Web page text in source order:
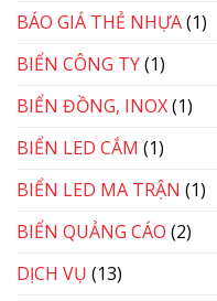
BÁO GIÁ THẺ NHỰA(1)
BIỂN CÔNG TY(1)
BIỂN ĐỒNG, INOX(1)
BIỂN LED CẮM (1)
BIỂN LED MA TRẬN (1)
BIỂN QUẢNG CÁO (2)
DỊCH VỤ (13)